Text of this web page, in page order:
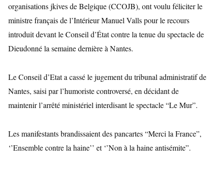
organisationsjkives de Belgique (CCOJB), ont voulu féliciter le
ministre français de l’Intérieur Manuel Valls pour le recours
introduit devant le Conseil d’État contre la tenue du spectacle de
Dieudonné la semaine dernière à Nantes.
Le Conseil d’Etat a cassé le jugement du tribunal administratif de
Nantes, saisi par l’humoriste controversé, en décidant de
maintenir l’arrêté ministériel interdisant le spectacle “Le Mur”.
Les manifestants brandissaient des pancartes “Merci la France”,
‘’Ensemble contre la haine’’ et ‘’Non à la haine antisémite”.